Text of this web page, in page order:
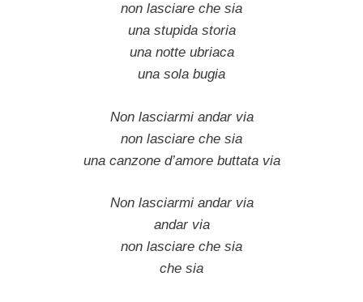
non lasciare che sia
una stupida storia
una notte ubriaca
una sola bugia
Non lasciarmi andar via
non lasciare che sia
una canzone d’amore buttata via
Non lasciarmi andar via
andar via
non lasciare che sia
che sia